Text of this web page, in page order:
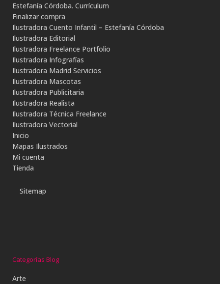
Estefanía Córdoba. Currículum
Finalizar compra
Ilustradora Cuento Infantil – Estefanía Córdoba
Ilustradora Editorial
Ilustradora Freelance Portfolio
Ilustradora Infografías
Ilustradora Madrid Servicios
Ilustradora Mascotas
Ilustradora Publicitaria
Ilustradora Realista
Ilustradora Técnica Freelance
Ilustradora Vectorial
Inicio
Mapas Ilustrados
Mi cuenta
Tienda
Sitemap
Categorías Blog
Arte